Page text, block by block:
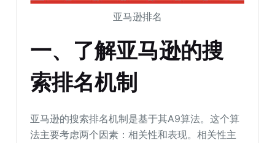
亚马逊排名
一、了解亚马逊的搜
索排名机制
亚马逊的搜索排名机制是基于其A9算法。这个算
法主要考虑两个因素：相关性和表现。相关性主